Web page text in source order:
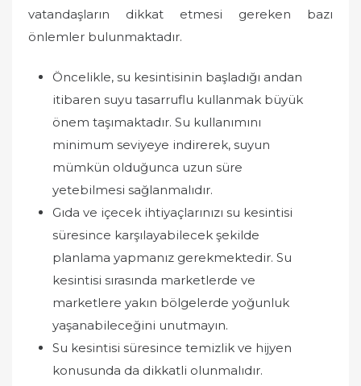
vatandaşların dikkat etmesi gereken bazı
önlemler bulunmaktadır.
Öncelikle, su kesintisinin başladığı andan
itibaren suyu tasarruflu kullanmak büyük
önem taşımaktadır. Su kullanımını
minimum seviyeye indirerek, suyun
mümkün olduğunca uzun süre
yetebilmesi sağlanmalıdır.
Gıda ve içecek ihtiyaçlarınızı su kesintisi
süresince karşılayabilecek şekilde
planlama yapmanız gerekmektedir. Su
kesintisi sırasında marketlerde ve
marketlere yakın bölgelerde yoğunluk
yaşanabileceğini unutmayın.
Su kesintisi süresince temizlik ve hijyen
konusunda da dikkatli olunmalıdır.